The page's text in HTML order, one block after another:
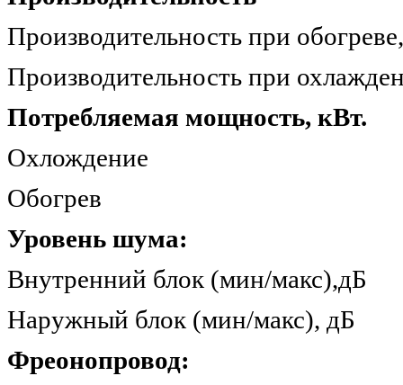
Производительность при
Производительность при
Потребляемая мощность, кВт.
Обогрев
Уровень шума:
Внутренний блок (мин/
Наружный блок (мин/
Фреонопровод: